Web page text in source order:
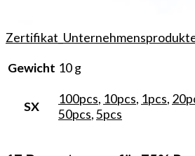
Gewicht 10 g
SX
100pcs, 10pcs, 1pcs,
50pcs,5pcs